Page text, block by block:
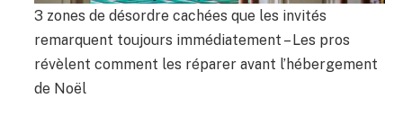
3 zones de désordre cachées que les invités
remarquent toujours immédiatement – ​​Les pros
révèlent comment les réparer avant l’hébergement
de Noël